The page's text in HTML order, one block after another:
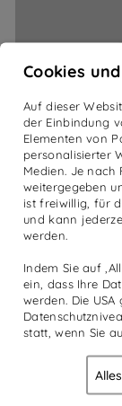
PRODUKTE
Reha
Diagnostik
Sport
Galileo
Cookies
Auf dieser
der Einbindung
Elementen von
personalisierter
Medien. Je
weitergegeben
ist freiwillig, für
und kann
werden.
Indem Sie auf
ein, dass Ihre
werden. Die
statt, wenn Sie